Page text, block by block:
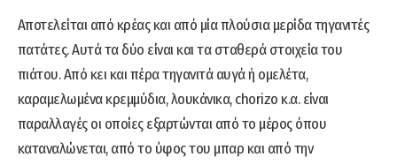
Αποτελείται από κρέας και από μία πλούσια μερίδα τηγανιτές
πατάτες. Αυτά τα δύο είναι και τα σταθερά στοιχεία του
πιάτου. Από κει και πέρα τηγανιτά αυγά ή ομελέτα,
καραμελωμένα κρεμμύδια, λουκάνικα, chorizo κ.α. είναι
παραλλαγές οι οποίες εξαρτώνται από το μέρος όπου
καταναλώνεται, από το ύφος του μπαρ και από την